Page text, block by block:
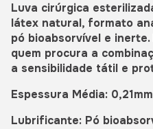
Luva cirúrgica
látex natural, formato
pó bioabsorvível e
quem procura a
a sensibilidade tátil e
Espessura Média: 0,21mm
Lubrificante: Pó